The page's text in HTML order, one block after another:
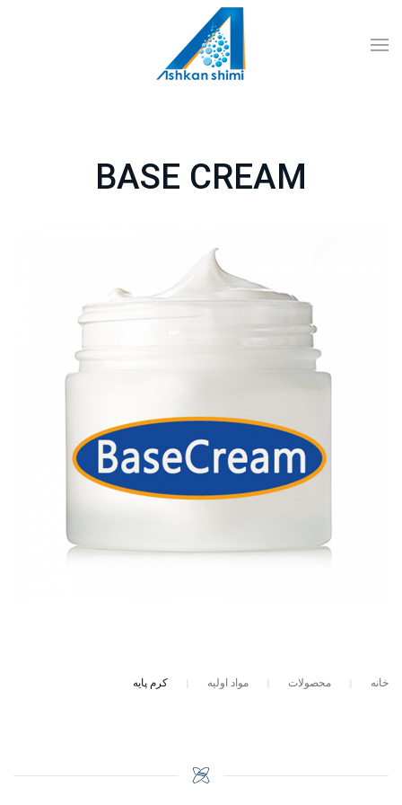
BASE CREAM
خانه محصولات مواد اولیه کرم پایه